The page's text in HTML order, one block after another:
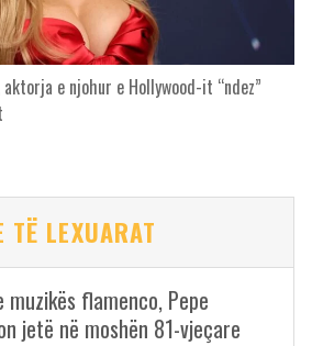
e njohur e Hollywood-it “ndez”
TË LEXUARAT
flamenco, Pepe
jetë në moshën 81-vjeçare